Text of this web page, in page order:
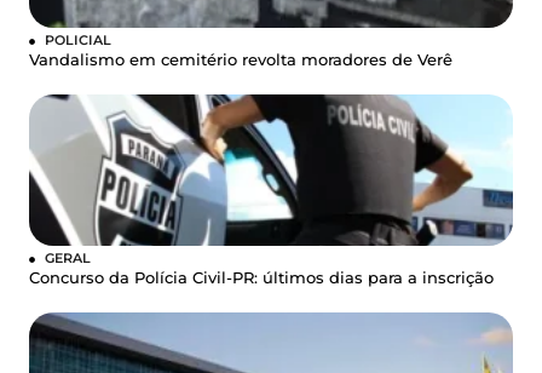
POLICIAL
Vandalismo em cemitério revolta moradores de Verê
GERAL
Concurso da Polícia Civil-PR: últimos dias para a inscrição